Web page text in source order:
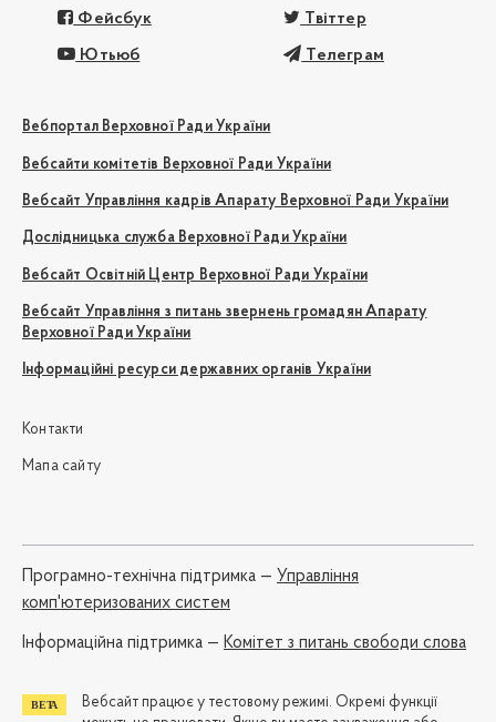
Фейсбук Твіттер
Ютьюб Телеграм
Вебпортал Верховної Ради України
Вебсайти комітетів Верховної Ради України
Вебсайт Управління кадрів Апарату Верховної Ради України
Дослідницька служба Верховної Ради України
Вебсайт Освітній Центр Верховної Ради України
Вебсайт Управління з питань звернень громадян Апарату
Верховної Ради України
Інформаційні ресурси державних органів України
Контакти
Мапа сайту
Програмно-технічна підтримка — Управління
комп'ютеризованих систем
Iнформаційна підтримка — Комітет з питань свободи слова
Вебсайт працює у тестовому режимі. Окремі функції